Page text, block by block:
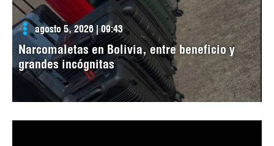
agosto 5, 2026 | 09:43
Narcomaletas en Bolivia, entre beneficio y
grandes incógnitas